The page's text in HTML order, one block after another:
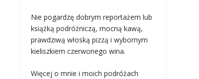
Nie pogardzę dobrym reportażem lub
książką podróżniczą, mocną kawą,
prawdziwą włoską pizzą i wybornym
kieliszkiem czerwonego wina.
Więcej o mnie i moich podróżach